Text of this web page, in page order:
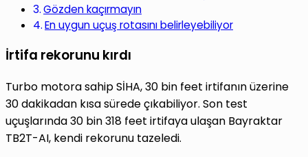
Gözden kaçırmayın
En uygun uçuş rotasını belirleyebiliyor
İrtifa rekorunu kırdı
Turbo motora sahip SİHA, 30 bin feet irtifanın üzerine
30 dakikadan kısa sürede çıkabiliyor. Son test
uçuşlarında 30 bin 318 feet irtifaya ulaşan Bayraktar
TB2T-AI, kendi rekorunu tazeledi.